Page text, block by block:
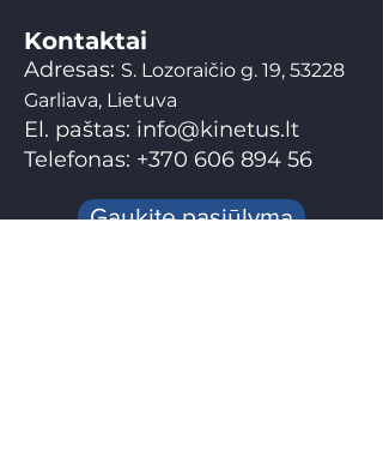
Kontaktai
Adresas: S. Lozoraičio g. 19, 53228
Garliava, Lietuva
El. paštas: info@kinetus.lt
Telefonas: +370 606 894 56
Gaukite pasiūlymą